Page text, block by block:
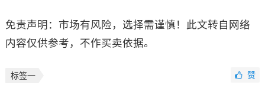
免责声明：市场有风险，选择需谨慎！此文转自网络
内容仅供参考，不作买卖依据。
标签一 赞